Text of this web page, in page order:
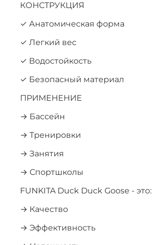
КОНСТРУКЦИЯ
✓ Анатомическая форма
✓ Легкий вес
✓ Водостойкость
✓ Безопасный материал
ПРИМЕНЕНИЕ
→ Бассейн
→ Тренировки
→ Занятия
→ Спортшколы
FUNKITA Duck Duck Goose - это:
→ Качество
→ Эффективность